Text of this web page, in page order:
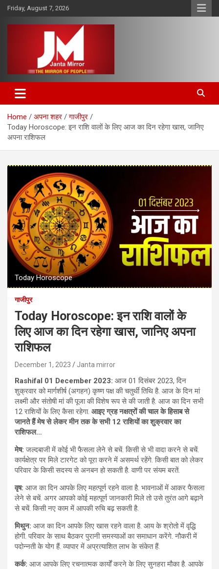
Skip
content
Friday, August 7, 2026
Janta Mirror
Home अपना शहर
गाजीपुर
Today Horoscope: इन राशि वालों के लिए आज का दिन रहेगा खास, जानिए
अपना राशिफल
Today Horoscope
गाजीपुर
Today Horoscope: इन राशि वालों के
लिए आज का दिन रहेगा खास, जानिए अपना
राशिफल
December 1, 2023 Janta mirror
Rashifal 01 December 2023: आज 01 दिसंबर 2023, दिन
शुक्रवार को मार्गशीर्ष (अगहन) कृष्ण पक्ष की चतुर्थी तिथि है. आज के दिन मां
लक्ष्मी और संतोषी मां की पूजा की विशेष रूप से की जाती है. आज का दिन सभी
12 राशियों के लिए कैसा रहेगा. आइए ग्रह नक्षत्रों की चाल के हिसाब से
जानते हैं मेष से लेकर मीन तक के सभी 12 राशियों का शुक्रवार का
राशिफल…
मेष:जल्दबाजी में कोई भी फैसला लेने से बचें. किसी से भी वादा करने से बचें.
कार्यक्षेत्र पर मिले टारगेट को पूरा करने में असमर्थ रहेंगे. किसी बात को लेकर
परिवार के किसी सदस्य से अनबन हो सकती है. वाणी पर संयम बरतें.
वृष: आज का दिन आपके लिए महत्पूर्ण रहने वाला है. भावनाओं में आकर फैसला
लेने से बचें. अगर आपको कोई महत्पूर्ण जानकारी मिले तो उसे तुरंत आगे बढ़ाने
से बचें. किसी नए काम में आपकी रुचि बढ़ सकती है.
मिथुन: आज का दिन आपके लिए खास रहने वाला है. आय के श्रोतो में वृद्धि
होगी. परिवार के साथ बैठकर पुरानी समस्याओं का समाधान करेंगे. नौकरी में
पदोन्नती के योग हैं. व्यापार में अप्रत्याशित लाभ के संकेत हैं.
कर्क: आज आपके लिए रचनात्मक कार्यों करने के लिए सुनहरा मौका है. आपके